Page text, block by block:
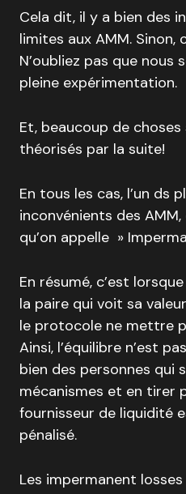
Cela dit, il y a bien des
limites aux AMM.
N’oubliez pas que nous
pleine expérimentation.
Et, beaucoup de
théorisés par la suite!
En tous les cas, l’un ds
inconvénients des
qu’on appelle »
En résumé, c’est
la paire qui voit sa
le protocole ne mettre
Ainsi, l’équilibre n’est
bien des personnes qui
mécanismes et en tirer
fournisseur de liquidité
pénalisé.
Les impermanent